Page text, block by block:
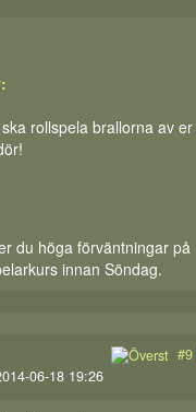
rollspela brallorna av
du höga förväntningar
innan Söndag.
#9
06-18 19:26